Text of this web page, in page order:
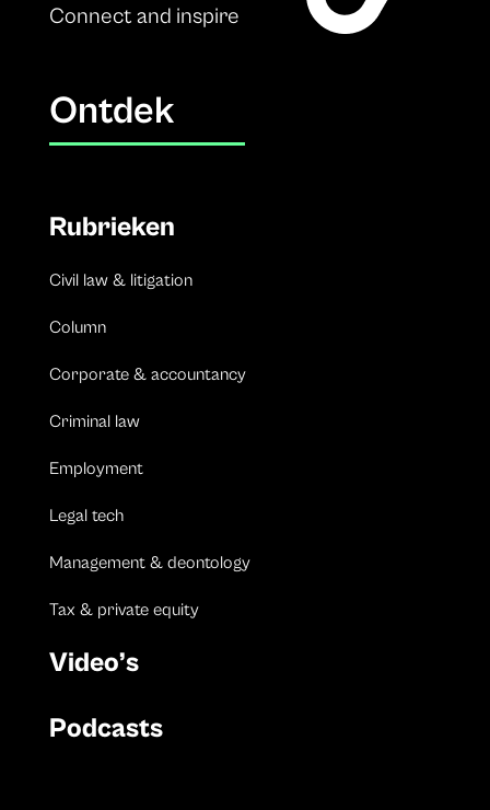
Connect and inspire
Ontdek
Rubrieken
Civil law & litigation
Column
Corporate & accountancy
Criminal law
Employment
Legal tech
Management & deontology
Tax & private equity
Video’s
Podcasts